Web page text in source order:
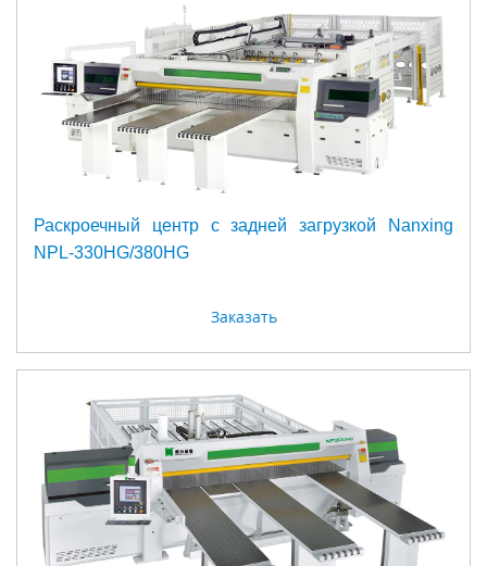
Раскроечный центр с задней загрузкой Nanxing
NPL-330HG/380HG
Заказать